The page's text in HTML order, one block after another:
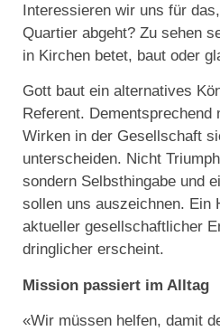
Interessieren wir uns für
Quartier abgeht? Zu sehen
in Kirchen betet, baut oder
Gott baut ein alternatives
Referent. Dementsprechend
Wirken in der Gesellschaft
unterscheiden. Nicht
sondern Selbsthingabe und
sollen uns auszeichnen. Ein
aktueller gesellschaftlicher
dringlicher erscheint.
Mission passiert im Alltag
«Wir müssen helfen, damit